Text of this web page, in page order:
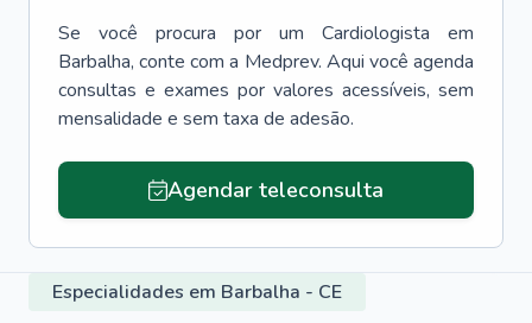
Se você procura por um Cardiologista
em
Barbalha, conte com a Medprev. Aqui você agenda
consultas e exames por valores acessíveis, sem
mensalidade e sem taxa de adesão.
Agendar teleconsulta
Especialidades em Barbalha - CE